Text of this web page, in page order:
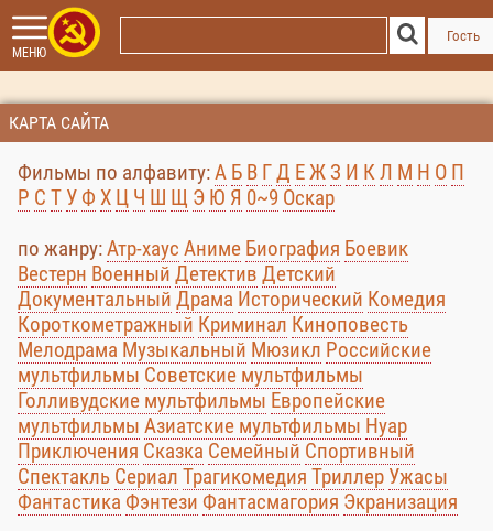
МЕНЮ
Гость
КАРТА САЙТА
Фильмы по алфавиту:А Б В ГД ЕЖЗ И КЛ М Н О П
Р С Т УФ Х Ц Ч Ш Щ Э Ю Я 0~9 Оскар
по жанру:Атр-хаус Аниме Биография Боевик
Вестерн Военный Детектив Детский
Документальный Драма Исторический Комедия
Короткометражный Криминал Киноповесть
Мелодрама Музыкальный Мюзикл Российские
мультфильмы Советские мультфильмы
Голливудские мультфильмы Европейские
мультфильмы Азиатские мультфильмы Нуар
Приключения Сказка Семейный Спортивный
Спектакль Сериал Трагикомедия Триллер Ужасы
Фантастика Фэнтези Фантасмагория Экранизация